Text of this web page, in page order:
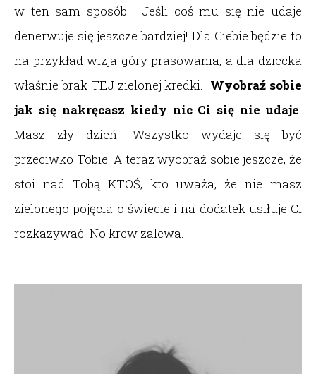
w ten sam sposób! Jeśli coś mu się nie udaje
denerwuje się jeszcze bardziej! Dla Ciebie będzie to
na przykład wizja góry prasowania, a dla dziecka
właśnie brak TEJ zielonej kredki. Wyobraź sobie
jak się nakręcasz kiedy nic Ci się nie udaje
Masz zły dzień. Wszystko wydaje się być
przeciwko Tobie. A teraz wyobraź sobie jeszcze, że
stoi nad Tobą KTOŚ, kto uważa, że nie masz
zielonego pojęcia o świecie i na dodatek usiłuje Ci
rozkazywać! No krew zalewa.